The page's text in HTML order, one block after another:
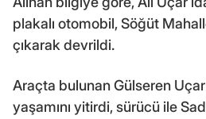
plakalı otomobil, Söğüt
çıkarak devrildi.
Araçta bulunan Gülseren
yaşamını yitirdi, sürücü ile